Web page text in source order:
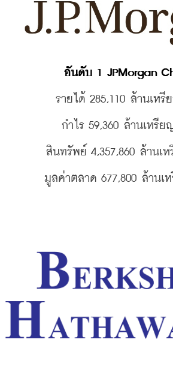
อันดับ 1 JPMorgan
รายได้ 285,110 ล้านเหรี
กำไร 59,360 ล้านเหรีย
สินทรัพย์ 4,357,860 ล้านเ
มูลค่าตลาด 677,800 ล้านเ